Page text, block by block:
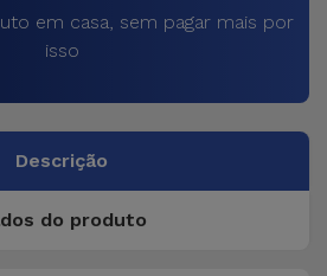
em casa, sem pagar mais por
isso
Descrição
do produto